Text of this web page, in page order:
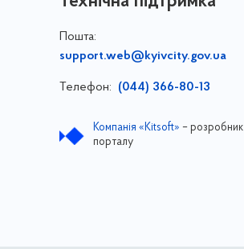
Пошта:
support.web@kyivcity.gov.ua
Телефон: (044) 366-80-13
Компанія «Kitsoft» – розробник
порталу